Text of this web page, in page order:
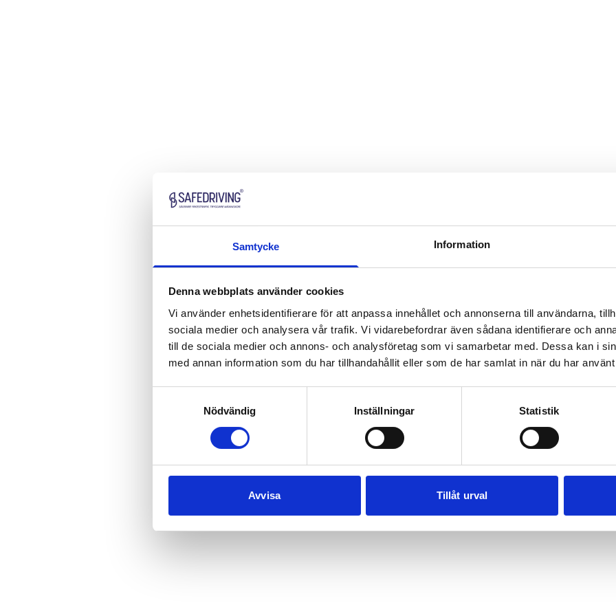
Samtycke Information
Denna webbplats använder cookies
Vi använder enhetsidentifierare för att anpassa innehållet och annonserna till användarna,
sociala medier och analysera vår trafik. Vi vidarebefordrar även sådana identifierare och
till de sociala medier och annons- och analysföretag som vi samarbetar med. Dessa kan i
med annan information som du har tillhandahållit eller som de har samlat in när du har
Nödvändig
Inställningar Statistik
Avvisa Tillåt urval